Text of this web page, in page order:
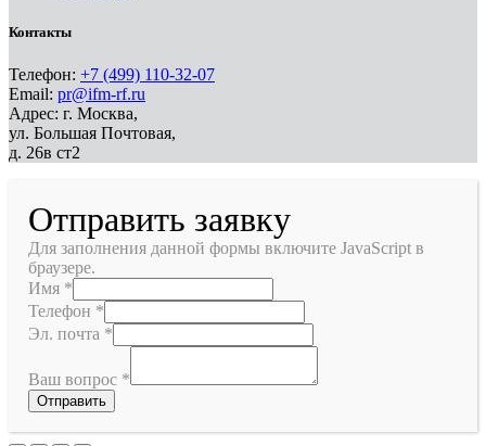
Контакты
Телефон: +7 (499) 110-32-07
Email: pr@ifm-rf.ru
Адрес: г. Москва,
ул. Большая Почтовая,
д. 26в ст2
Отправить заявку
Для заполнения данной формы включите JavaScript в
браузере.
Имя *
Телефон *
Эл. почта *
Ваш вопрос *
Отправить